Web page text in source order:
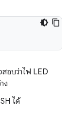
อบว่าไฟ LED
ง
ได้